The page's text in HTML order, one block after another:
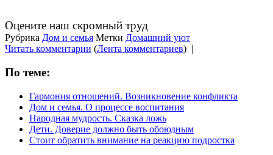
Оцените наш скромный труд
Рубрика Дом и семья Метки Домашний уют
Читать комментарии (Лента комментариев)
По теме:
Гармония отношений. Возникновение конфликта
Дом и семья. О процессе воспитания
Народная мудрость. Сказка ложь
Дети. Доверие должно быть обоюдным
Стоит обратить внимание на реакцию подростка